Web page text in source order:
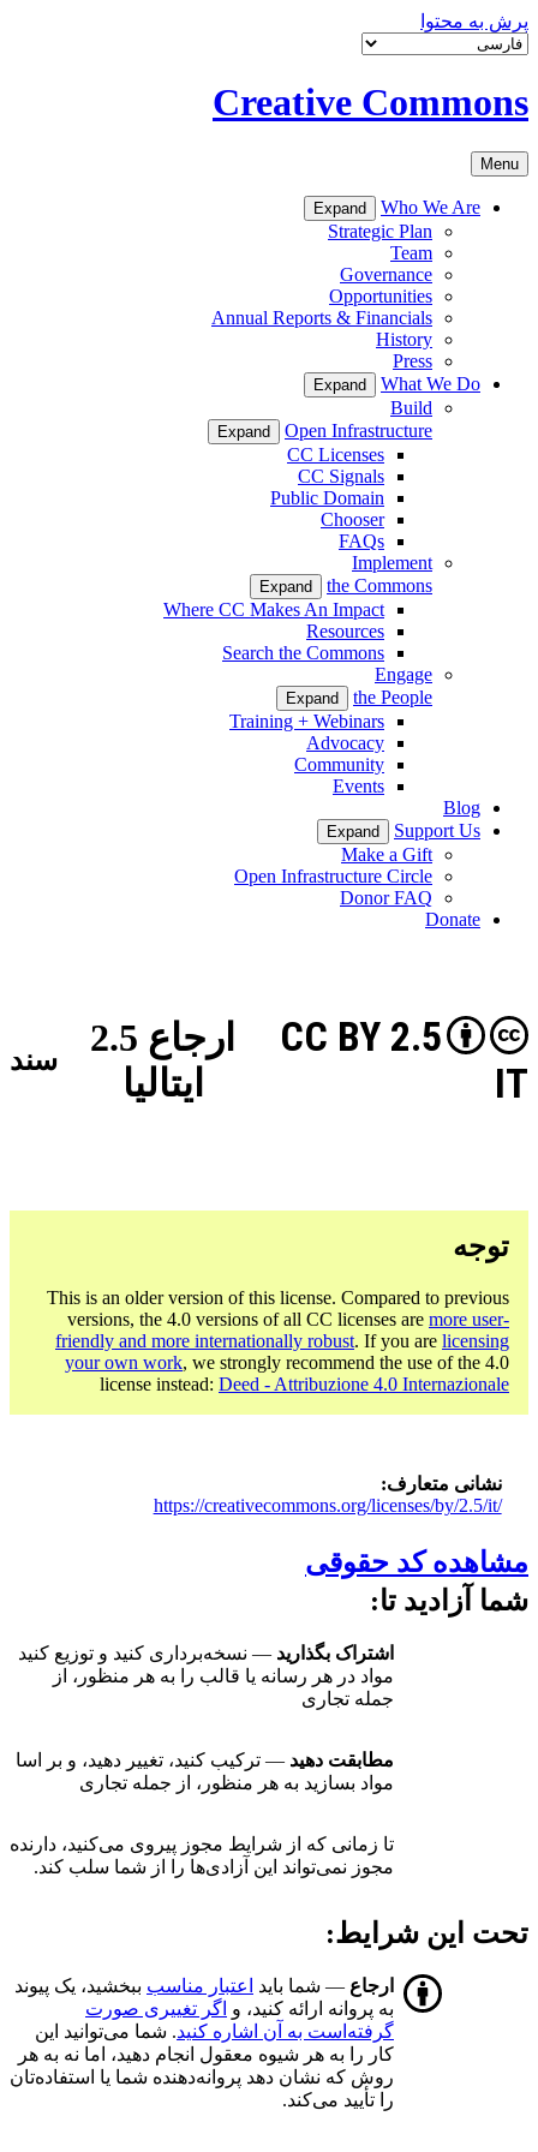
پرش به محتوا
Creative Commons
Menu
Who We Are
Expand
Strategic Plan
Team
Governance
Opportunities
Annual Reports & Financials
History
Press
What We Do
Expand
Build
Open Infrastructure
Expand
CC Licenses
CC Signals
Public Domain
Chooser
FAQs
Implement
the Commons
Expand
Where CC Makes An Impact
Resources
Search the Commons
Engage
the People
Expand
Training + Webinars
Advocacy
Community
Events
Blog
Support Us
Expand
Make a Gift
Open Infrastructure Circle
Donor FAQ
Donate
ارجاع 2.5
ایتالیا
CC BY 2.5
IT
سند
توجه
This is an older version of this license. Compared to previous
versions, the 4.0 versions of all CC licenses are more user-
friendly and more internationally robust. If you are licensing
your own work, we strongly recommend the use of the 4.0
license instead: Deed - Attribuzione 4.0 Internazionale
نشانی متعارف
https://creativecommons.org/licenses/by/2.5/it/
مشاهده کد حقوقی
شما آزادید تا:
اشتراک بگذارید — نسخه‌برداری کنید و توزیع کنید
مواد در هر رسانه یا قالب را به هر منظور، از
جمله تجاری
مطابقت دهید — ترکیب کنید، تغییر دهید، و بر اسا
مواد بسازید به هر منظور، از جمله تجاری
تا زمانی که از شرایط مجوز پیروی می‌کنید، دارنده
مجوز نمی‌تواند این آزادی‌ها را از شما سلب کند.
تحت این شرایط:
ارجاع — شما باید اعتبار مناسب ببخشید، یک پیوند
به پروانه ارائه کنید، و اگر تغییری صورت
گرفته‌است به آن اشاره کنید. شما می‌توانید این
کار را به هر شیوه معقول انجام دهید، اما نه به هر
روش که نشان دهد پروانه‌دهنده شما یا استفاده‌تان
را تأیید می‌کند.